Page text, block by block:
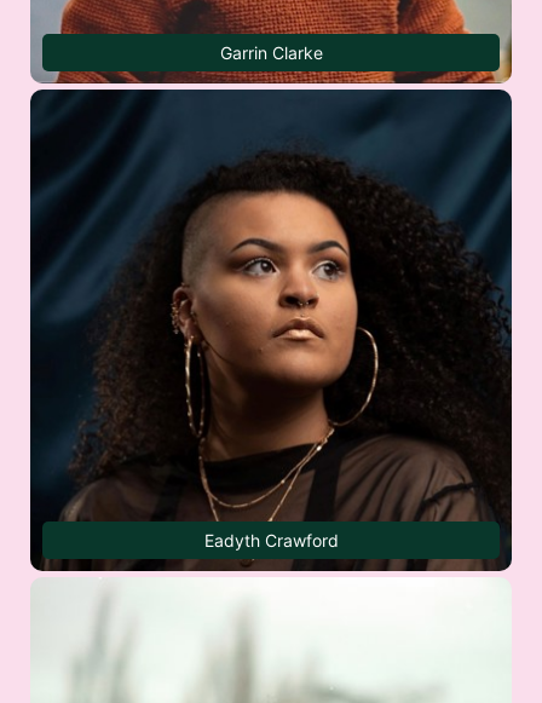
Garrin Clarke
Eadyth Crawford